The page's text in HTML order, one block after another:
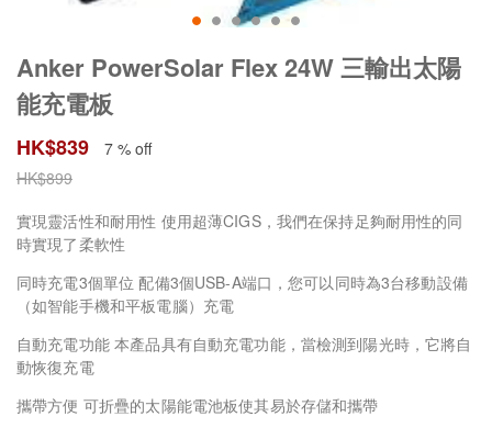
Anker PowerSolar Flex 24W 三輸出太陽
能充電板
HK$839
7 % off
HK$899
實現靈活性和耐用性 使用超薄CIGS，我們在保持足夠耐用性的同
時實現了柔軟性
同時充電3個單位 配備3個USB-A端口，您可以同時為3台移動設備
（如智能手機和平板電腦）充電
自動充電功能 本產品具有自動充電功能，當檢測到陽光時，它將自
動恢復充電
攜帶方便 可折疊的太陽能電池板使其易於存儲和攜帶